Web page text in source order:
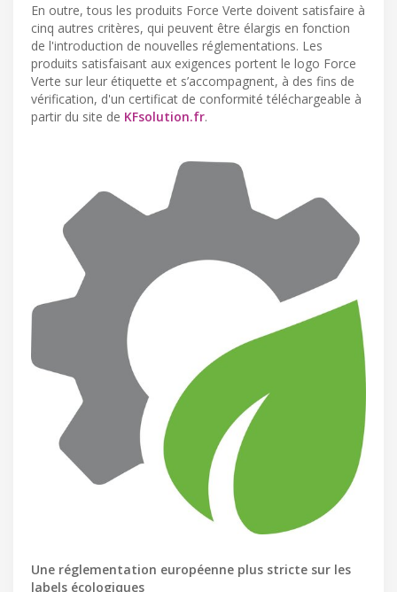
En outre, tous les produits Force Verte doivent satisfaire à
cinq autres critères, qui peuvent être élargis en fonction
de l'introduction de nouvelles réglementations. Les
produits satisfaisant aux exigences portent le logo Force
Verte sur leur étiquette et s’accompagnent, à des fins de
vérification, d'un certificat de conformité téléchargeable à
partir du site de KFsolution.fr.
Une réglementation européenne plus stricte sur les
labels écologiques